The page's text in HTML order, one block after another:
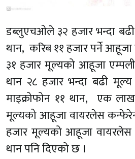
डब्लुएचओले ३२ हजार भन्दा बढी
थान, करिब ११ हजार पर्ने
३१ हजार मूल्यको आहूजा
थान २८ हजार भन्दा बढी
माइक्रोफोन ११ थान, एक
मूल्यको आहूजा वायरलेस
हजार मूल्यको आहूजा वायरलेस
थान पनि दिएको छ ।